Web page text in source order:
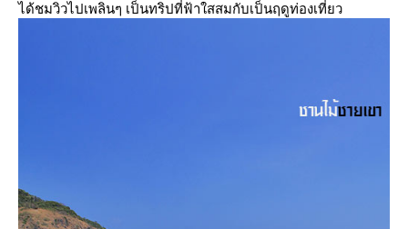
ได้ชมวิวไปเพลินๆ เป็นทริปที่ฟ้าใสสมกับเป็นฤดูท่องเที่ยว